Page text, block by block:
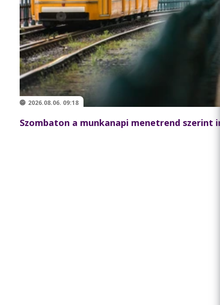
2026.08.06. 09:18
Szombaton a munkanapi menetrend szerint